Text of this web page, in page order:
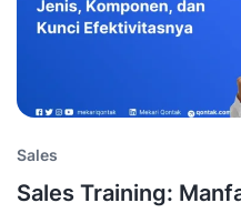
Sales
Sales Training: